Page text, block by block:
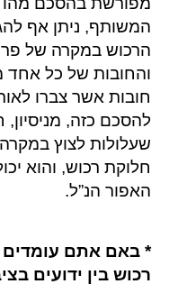
המשותף, ניתן אף
הרכוש במקרה של
והחובות של כל אחד
חובות אשר צברו
להסכם כזה,
שעלולות לצוץ
חלוקת רכוש, והוא
האפור הנ”ל.
* באם אתם עומדים
רכוש בין ידועים